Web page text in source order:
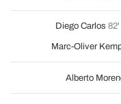
Diego Carlos 82'
Marc-Oliver
Alberto